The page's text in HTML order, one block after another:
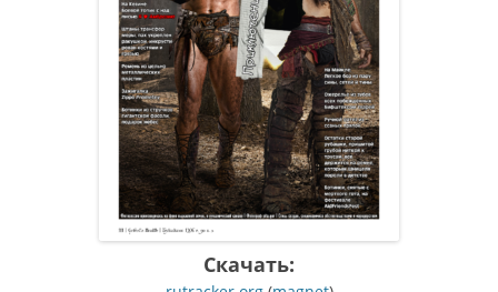
Скачать: